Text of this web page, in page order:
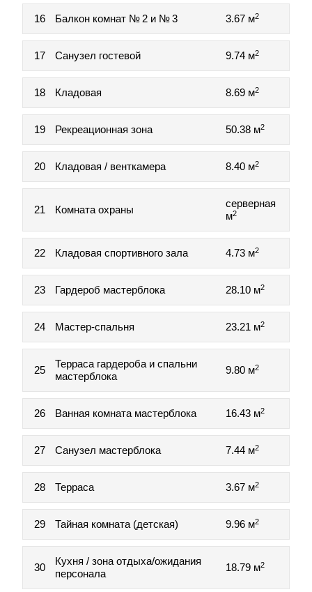
16 Балкон комнат № 2 и № 3 3.67 м2
17 Санузел гостевой 9.74 м2
18 Кладовая 8.69 м2
19 Рекреационная зона 50.38 м2
20 Кладовая / венткамера 8.40 м2
21 Комната охраны
серверная
м2
22 Кладовая спортивного зала 4.73 м2
23 Гардероб мастерблока 28.10 м2
24 Мастер-спальня 23.21 м2
25
Терраса гардероба и спальни
мастерблока
9.80 м2
26 Ванная комната мастерблока 16.43 м2
27 Санузел мастерблока 7.44 м2
28 Терраса 3.67 м2
29 Тайная комната (детская) 9.96 м2
30
Кухня / зона отдыха/ожидания
персонала
18.79 м2